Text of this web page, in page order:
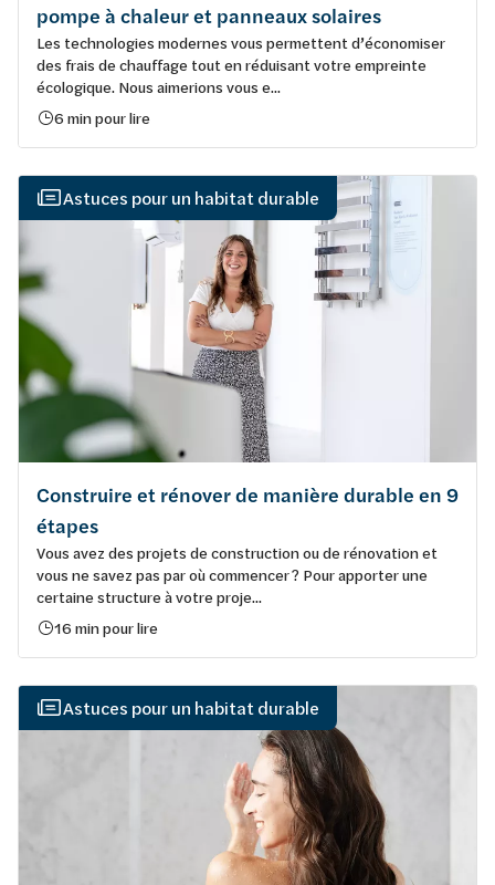
pompe à chaleur et panneaux solaires
Les technologies modernes vous permettent d’économiser
des frais de chauffage tout en réduisant votre empreinte
écologique. Nous aimerions vous e...
6 min pour lire
Astuces pour un habitat durable
Construire et rénover de manière durable en 9
étapes
Vous avez des projets de construction ou de rénovation et
vous ne savez pas par où commencer ? Pour apporter une
certaine structure à votre proje...
16 min pour lire
Astuces pour un habitat durable